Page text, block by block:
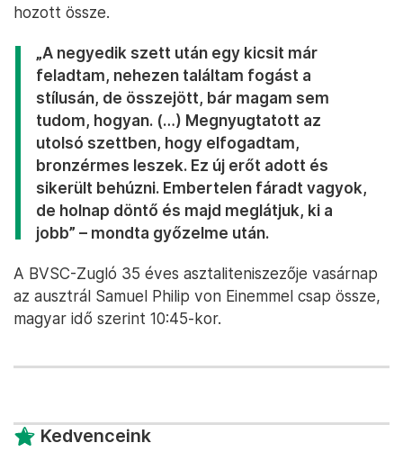
hozott össze.
„A negyedik szett után egy kicsit már
feladtam, nehezen találtam fogást a
stílusán, de összejött, bár magam sem
tudom, hogyan. (…) Megnyugtatott az
utolsó szettben, hogy elfogadtam,
bronzérmes leszek. Ez új erőt adott és
sikerült behúzni. Embertelen fáradt vagyok,
de holnap döntő és majd meglátjuk, ki a
jobb” – mondta győzelme után.
A BVSC-Zugló 35 éves asztaliteniszezője vasárnap
az ausztrál Samuel Philip von Einemmel csap össze,
magyar idő szerint 10:45-kor.
Kedvenceink